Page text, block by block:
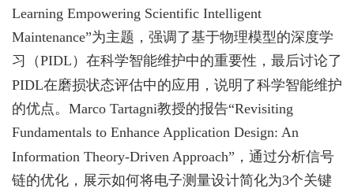
Learning Empowering Scientific Intelligent
Maintenance”为主题，强调了基于物理模型的深度学
习（PIDL）在科学智能维护中的重要性，最后讨论了
PIDL在磨损状态评估中的应用，说明了科学智能维护
的优点。Marco Tartagni教授的报告“Revisiting
Fundamentals to Enhance Application Design: An
Information Theory-Driven Approach”，通过分析信号
链的优化，展示如何将电子测量设计简化为3个关键